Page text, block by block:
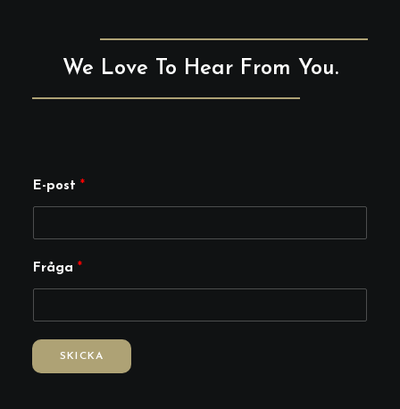
We Love To Hear From You.
E-post *
F
E
Fråga *
SKICKA